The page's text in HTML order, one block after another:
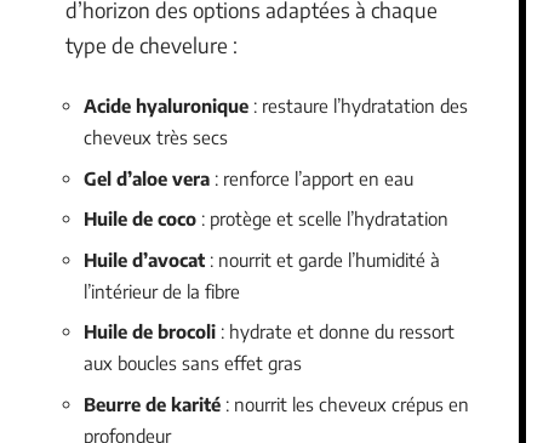
d’horizon des options adaptées à chaque
type de chevelure :
Acide hyaluronique : restaure l’hydratation des
cheveux très secs
Gel d’aloe vera : renforce l’apport en eau
Huile de coco : protège et scelle l’hydratation
Huile d’avocat : nourrit et garde l’humidité à
l’intérieur de la fibre
Huile de brocoli : hydrate et donne du ressort
aux boucles sans effet gras
Beurre de karité : nourrit les cheveux crépus en
profondeur